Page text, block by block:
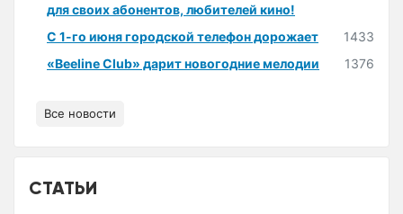
для своих абонентов, любителей кино!
С 1-го июня городской телефон дорожает
1433
«Beeline Club» дарит новогодние мелодии
1376
Все новости
СТАТЬИ